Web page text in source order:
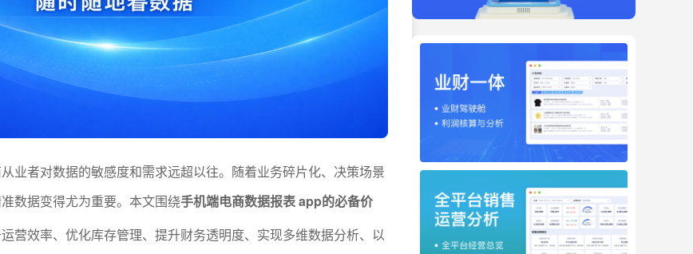
业者对数据的敏感度和需求远超以往。随着业务碎片化、决策场景
数据变得尤为重要。本文围绕手机端电商数据报表 app的必备价
营效率、优化库存管理、提升财务透明度、实现多维数据分析、以